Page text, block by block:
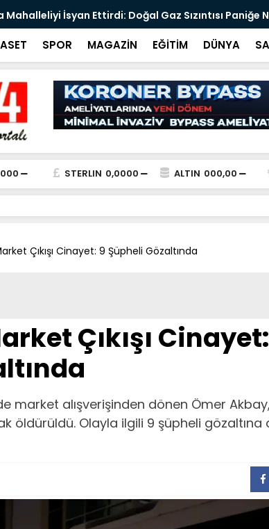
Yunus Acar, Bandırma İlçe Müftüsü olarak göreve
SPOR MAGAZİN EĞİTİM DÜNYA
STERLIN 0,0000 ALTIN 000,00
Çıkışı Cinayet: 9 Şüpheli Gözaltında
Çıkışı
market alışverişinden dönen Ömer
öldürüldü. Olayla ilgili 9 şüpheli gözaltına